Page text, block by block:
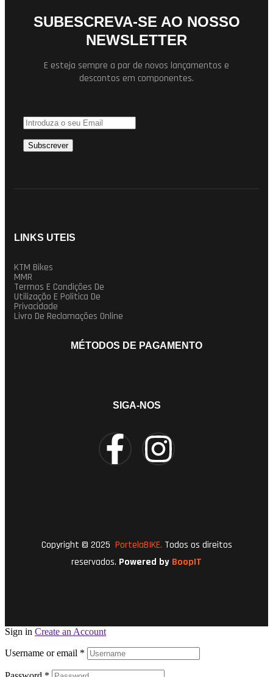
SUBESCREVA-SE AO NOSSO
NEWSLETTER
E esteja sempre a par de novos lançamentos e
descontos em componentes.
LINKS UTEIS
KTM Bikes
MMR
Termos E Condições De
Utilização E Politica De
Privacidade
Livro De Reclamações Online
MÉTODOS DE PAGAMENTO
SIGA-NOS
Copyright © 2025 PortelaBIKE. Todos os direitos
reservados. Powered by BoopIT
Sign in Create an Account
Username or email *